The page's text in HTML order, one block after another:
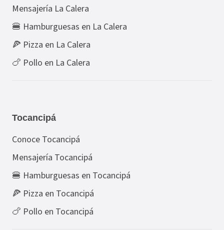
Mensajería La Calera
🍔 Hamburguesas en La Calera
🍕 Pizza en La Calera
🍗 Pollo en La Calera
Tocancipá
Conoce Tocancipá
Mensajería Tocancipá
🍔 Hamburguesas en Tocancipá
🍕 Pizza en Tocancipá
🍗 Pollo en Tocancipá